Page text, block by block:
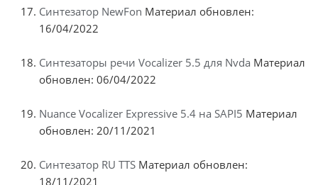
Синтезатор NewFon Материал обновлен:
16/04/2022
Синтезаторы речи Vocalizer 5.5 для Nvda Материал
обновлен: 06/04/2022
Nuance Vocalizer Expressive 5.4 на SAPI5 Материал
обновлен: 20/11/2021
Синтезатор RU TTS Материал обновлен:
18/11/2021